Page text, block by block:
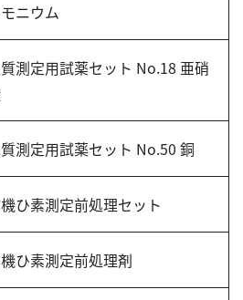
ニウム
測定用試薬セット No.18 亜硝
測定用試薬セット No.50 銅
ひ素測定前処理セット
ひ素測定前処理剤